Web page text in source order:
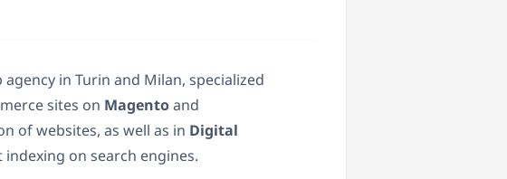
agency in Turin and Milan, specialized
sites on Magentoand
of websites, as well as in Digital
on search engines.